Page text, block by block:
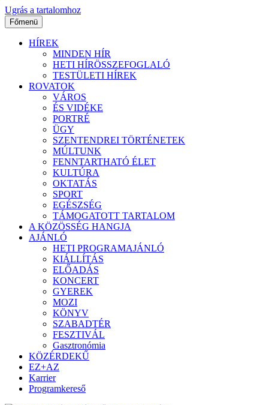
Ugrás a tartalomhoz
Főmenü
HÍREK
MINDEN HÍR
HETI HÍRÖSSZEFOGLALÓ
TESTÜLETI HÍREK
ROVATOK
VÁROS
ÉS VIDÉKE
PORTRÉ
ÜGY
SZENTENDREI TÖRTÉNETEK
MÚLTUNK
FENNTARTHATÓ ÉLET
KULTÚRA
OKTATÁS
SPORT
EGÉSZSÉG
TÁMOGATOTT TARTALOM
A KÖZÖSSÉG HANGJA
AJÁNLÓ
HETI PROGRAMAJÁNLÓ
KIÁLLÍTÁS
ELŐADÁS
KONCERT
GYEREK
MOZI
KÖNYV
SZABADTÉR
FESZTIVÁL
Gasztronómia
KÖZÉRDEKŰ
EZ+AZ
Karrier
Programkereső